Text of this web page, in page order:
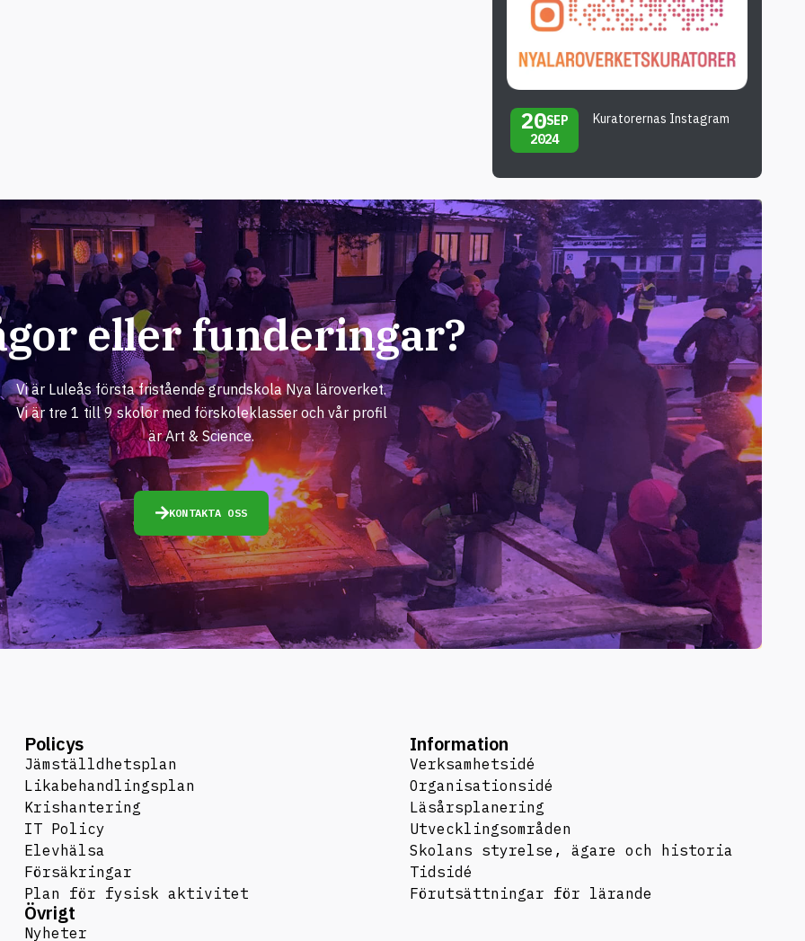
20SEP
2024
Kuratorernas Instagram
eller funderingar?
Vi är Luleås första fristående grundskola Nya läroverket.
Vi är tre 1 till 9 skolor med förskoleklasser och vår profil
är Art & Science.
KONTAKTA OSS
Policys
Jämställdhetsplan
Likabehandlingsplan
Krishantering
IT Policy
Elevhälsa
Försäkringar
Plan för fysisk aktivitet
Information
Verksamhetsidé
Organisationsidé
Läsårsplanering
Utvecklingsområden
Skolans styrelse, ägare och historia
Tidsidé
Förutsättningar för lärande
Övrigt
Nyheter